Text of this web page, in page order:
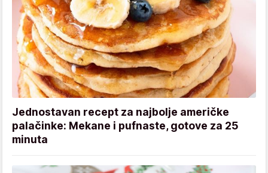
Jednostavan recept za najbolje američke
palačinke: Mekane i pufnaste, gotove za 25
minuta